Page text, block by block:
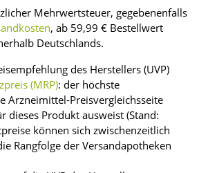
Mehrwertsteuer, gegebenenfalls
, ab 59,99 € Bestellwert
Deutschlands.
des Herstellers (UVP)
(MRP): der höchste
Arzneimittel-Preisvergleichsseite
dieses Produkt ausweist (Stand:
können sich zwischenzeitlich
Rangfolge der Versandapotheken